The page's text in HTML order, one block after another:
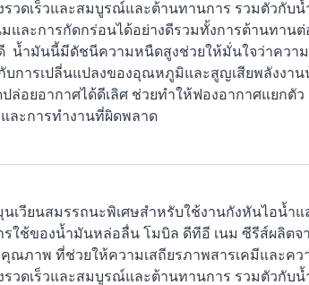
รวดเร็วและสมบูรณ์และต้านทานการ รวมตัวกับน้
ละการกัดกร่อนได้อย่างดีรวมทั้งการต้านทานต่
น้ำมันนี้มีดัชนีความหนืดสูงช่วยให้มั่นใจว่าควา
การเปลี่นแปลงของอุณหภูมิและสูญเสียพลังงาน
อยอากาศได้ดีเลิศ ช่วยทำให้ฟองอากาศแยกตัว
ละการทำงานที่ผิดพลาด
วียนสมรรถนะพิเศษสำหรับใช้งานกังหันไอน้ำแ
ใช้ของน้ำมันหล่อลื่น โมบิล ดีทีอี เนม ซีรีส์ผลิตจ
ภาพ ที่ช่วยให้ความเสถียรภาพสารเคมีและคว
รวดเร็วและสมบูรณ์และต้านทานการ รวมตัวกับน้